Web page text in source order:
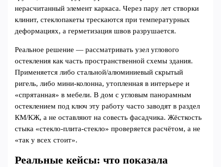
нерасчитанный элемент каркаса. Через пару лет створки
клинит, стеклопакеты трескаются при температурных
деформациях, а герметизация швов разрушается.
Реальное решение — рассматривать узел углового
остекления как часть пространственной схемы здания.
Применяется либо стальной/алюминиевый скрытый
ригель, либо мини‑колонна, утопленная в интерьере и
«спрятанная» в мебели. В дом с угловым панорамным
остеклением под ключ эту работу часто заводят в раздел
КМ/КЖ, а не оставляют на совесть фасадчика. Жёсткость
стыка «стекло‑плита‑стекло» проверяется расчётом, а не
«так у всех стоит».
Реальные кейсы: что показала